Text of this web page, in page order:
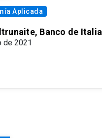
Aplicada
Banco de Italia
de 2021